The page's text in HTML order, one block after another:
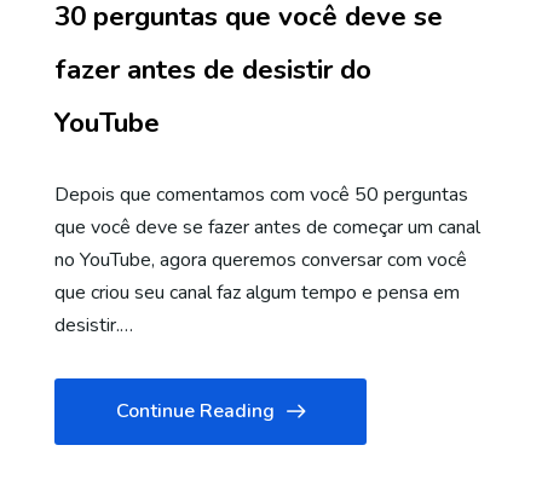
30 perguntas que você deve se
fazer antes de desistir do
YouTube
Depois que comentamos com você 50 perguntas
que você deve se fazer antes de começar um canal
no YouTube, agora queremos conversar com você
que criou seu canal faz algum tempo e pensa em
desistir.…
Continue Reading